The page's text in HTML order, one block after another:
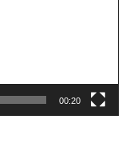
00:20